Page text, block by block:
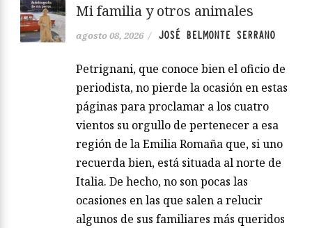
Mi familia y otros animales
agosto 08, 2026 / JOSÉ BELMONTE SERRANO
Petrignani, que conoce bien el oficio de
periodista, no pierde la ocasión en estas
páginas para proclamar a los cuatro
vientos su orgullo de pertenecer a esa
región de la Emilia Romaña que, si uno
recuerda bien, está situada al norte de
Italia. De hecho, no son pocas las
ocasiones en las que salen a relucir
algunos de sus familiares más queridos